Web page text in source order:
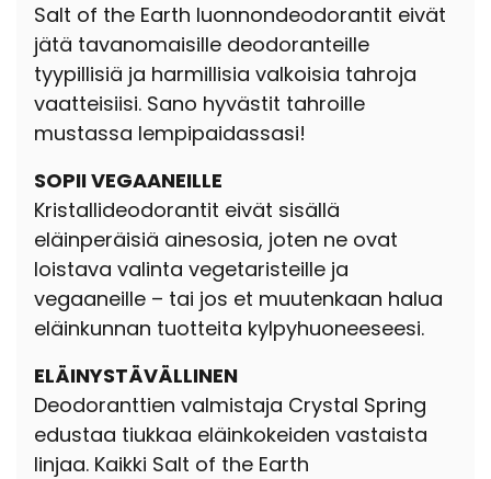
Salt of the Earth luonnondeodorantit eivät
jätä tavanomaisille deodoranteille
tyypillisiä ja harmillisia valkoisia tahroja
vaatteisiisi. Sano hyvästit tahroille
mustassa lempipaidassasi!
SOPII VEGAANEILLE
Kristallideodorantit eivät sisällä
eläinperäisiä ainesosia, joten ne ovat
loistava valinta vegetaristeille ja
vegaaneille – tai jos et muutenkaan halua
eläinkunnan tuotteita kylpyhuoneeseesi.
ELÄINYSTÄVÄLLINEN
Deodoranttien valmistaja Crystal Spring
edustaa tiukkaa eläinkokeiden vastaista
linjaa. Kaikki Salt of the Earth